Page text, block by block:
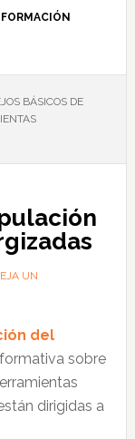
BÁSICOS DE
UN
del
sobre
dirigidas a